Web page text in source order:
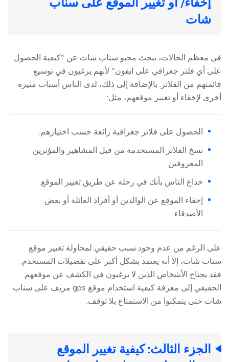
شات
في معظم الحالات، يبحث محبو سناب شات عن "كيفية الحصول
على أي فلتر جغرافي على ايفون" لأنهم يرغبون في توسيع
قائمتهم من الفلاتر. بالإضافة إلى ذلك، لدى الناس أسباب مثيرة
أخرى لإخفاء أو تغيير موقعهم، مثل:
الحصول على فلاتر جغرافية رائعة حسب اختيارهم.
نسخ الفلاتر المستخدمة من قبل المشاهير والمؤثرين
المعروفين.
خداع الناس بأنك في رحلة عن طريق تغيير الموقع.
إخفاء الموقع عن الوالدين أو أفراد العائلة أو بعض
الأصدقاء.
على الرغم من عدم وجود سبب حقيقي لمحاولة تغيير موقع
سناب شات، إلا أنه يعتمد بشكل أكبر على تفضيلات المستخدم.
فقد يحتاج الأشخاص الذين لا يرغبون في الكشف عن موقعهم
الحقيقي إلى معرفة كيفية استخدام موقع gps مزيف على سناب
شات حتى يتمكنوا من الاستمتاع بلا توقف.
الجزء الثالث: كيفية تغيير الموقع